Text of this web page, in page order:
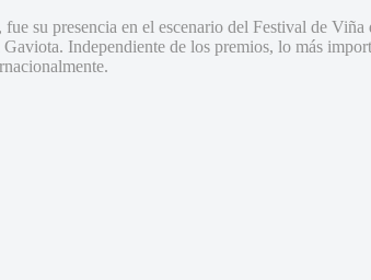
su presencia en el escenario del Festival de
Independiente de los premios, lo más